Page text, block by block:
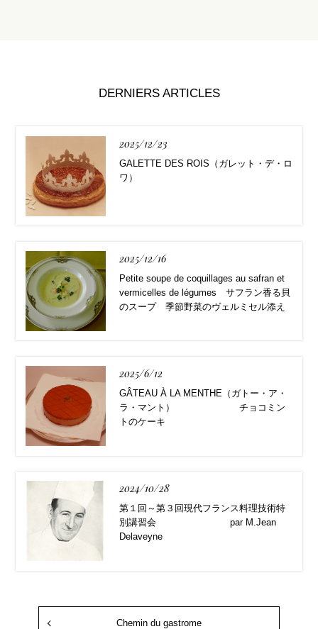
DERNIERS ARTICLES
2025/12/23
GALETTE DES ROIS（ガレット・デ・ロ
ワ）
2025/12/16
Petite soupe de coquillages au safran et
vermicelles de légumes サフラン香る貝
のスープ 季節野菜のヴェルミセル添え
2025/6/12
GÂTEAU À LA MENTHE（ガトー・ア・
ラ・マント） チョコミン
トのケーキ
2024/10/28
第１回～第３回現代フランス料理技術特
別講習会 par M.Jean
Delaveyne
Chemin du gastrome